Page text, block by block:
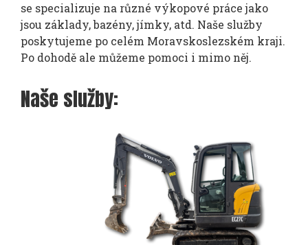
se specializuje na různé výkopové práce jako
jsou základy, bazény, jímky, atd. Naše služby
poskytujeme po celém Moravskoslezském kraji.
Po dohodě ale můžeme pomoci i mimo něj.
Naše služby: